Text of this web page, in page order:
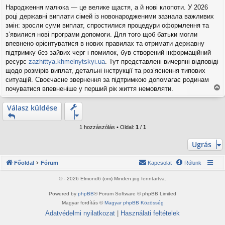
z
z
á
s
ó
l
á
s
Народження малюка — це велике щастя, а й нові клопоти. У 2026
році державні виплати сімей із новонародженими зазнала важливих
змін: зросли суми виплат, спростилися процедури оформлення та
з’явилися нові програми допомоги. Для того щоб батьки могли
впевнено орієнтуватися в нових правилах та отримати державну
підтримку без зайвих черг і помилок, був створений інформаційний
ресурс zazhittya.khmelnytskyi.ua. Тут представлені вичерпні відповіді
щодо розмірів виплат, детальні інструкції та роз’яснення типових
ситуацій. Своєчасне звернення за підтримкою допомагає родинам
почуватися впевненіше у перший рік життя немовляти.
t
e
t
Válasz küldése
1 hozzászólás • Oldal: 1 / 1
Ugrás
Főoldal Fórum Rólunk
Kapcsolat
© - 2026 Elmond6 (om) Minden jog fenntartva.
Powered by phpBB® Forum Software © phpBB Limited
Magyar fordítás ©Magyar phpBB Közösség
Adatvédelmi nyilatkozat Használati feltételek